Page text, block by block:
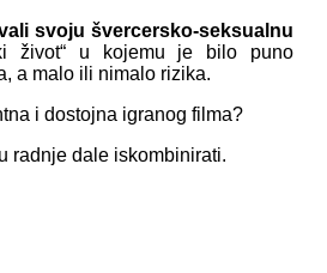
svoju švercersko-seksualnu
život“ u kojemu je bilo puno
a malo ili nimalo rizika.
i dostojna igranog filma?
radnje dale iskombinirati.